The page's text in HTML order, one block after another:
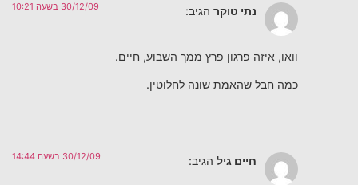
נתי טוקר הגיב: 30/12/09 בשעה 10:21
וואו, איזה פרגון פרץ ממך השבוע, חיים.
כמה חבל שהאמת שונה לחלוטין.
חיים גיל הגיב: 30/12/09 בשעה 14:44